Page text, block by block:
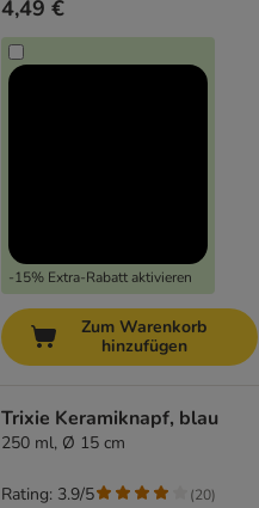
4,49 €
-15% Extra-Rabatt aktivieren
Zum Warenkorb
hinzufügen
Trixie Keramiknapf, blau
250 ml, Ø 15 cm
Rating: 3.9/5 (20)